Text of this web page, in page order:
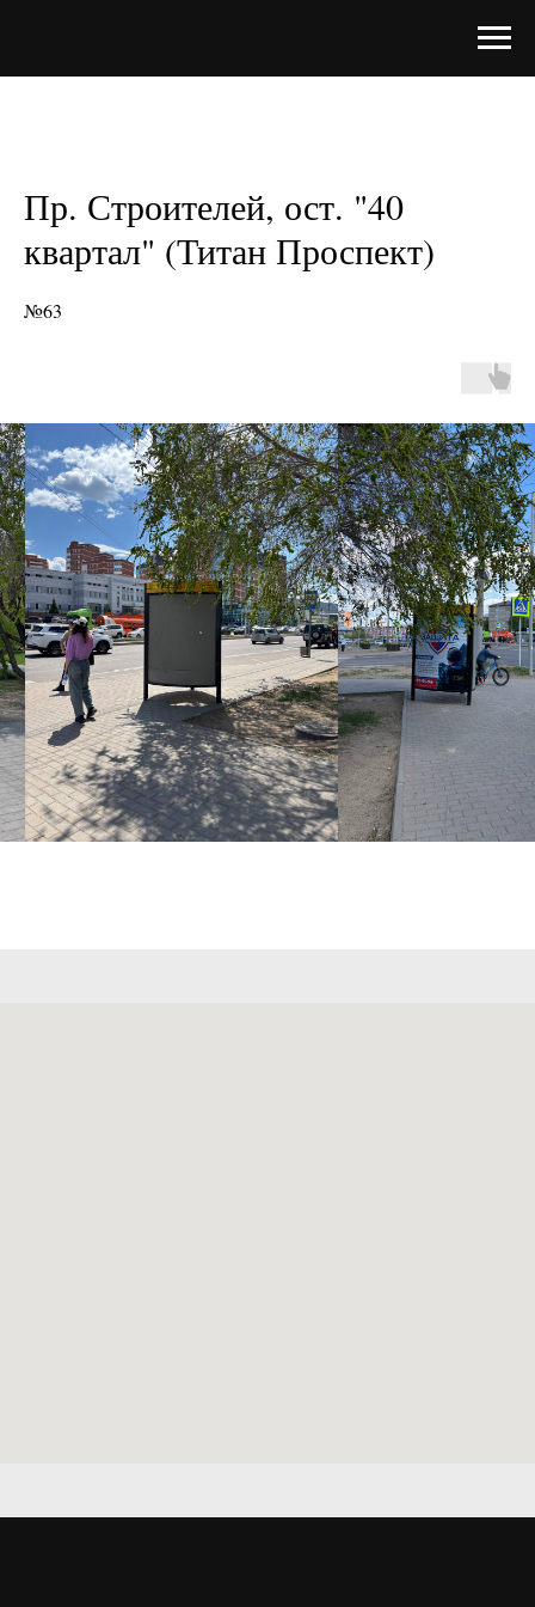
Пр. Строителей, ост. "40
квартал" (Титан Проспект)
№63